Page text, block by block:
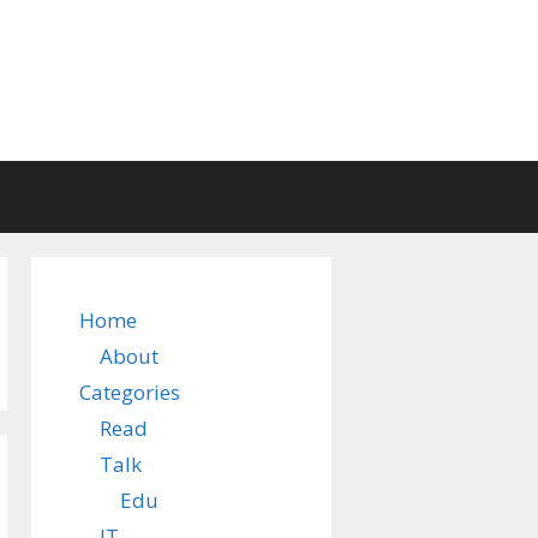
Home
About
Categories
Read
Talk
Edu